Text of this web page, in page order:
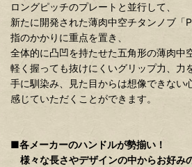
ロングピッチのプレートと並行して、
新たに開発された薄肉中空チタンノブ「
指のかかりに重点を置き、
全体的に凸凹を持たせた五角形の薄肉中
軽く握っても抜けにくいグリップ力、力
手に馴染み、見た目からは想像できない
感じていただくことができます。
■各メーカーのハンドルが勢揃い！
様々な長さやデザインの中からお好み